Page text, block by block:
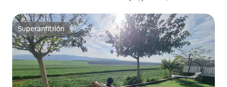
Superanfitrión
Superanfitrión